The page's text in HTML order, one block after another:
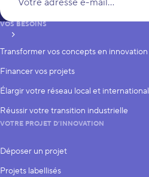
S’inscrire
VOS BESOINS
Transformer vos concepts en innovation
Financer vos projets
Élargir votre réseau local et international
Réussir votre transition industrielle
VOTRE PROJET D’INNOVATION
Déposer un projet
Projets labellisés